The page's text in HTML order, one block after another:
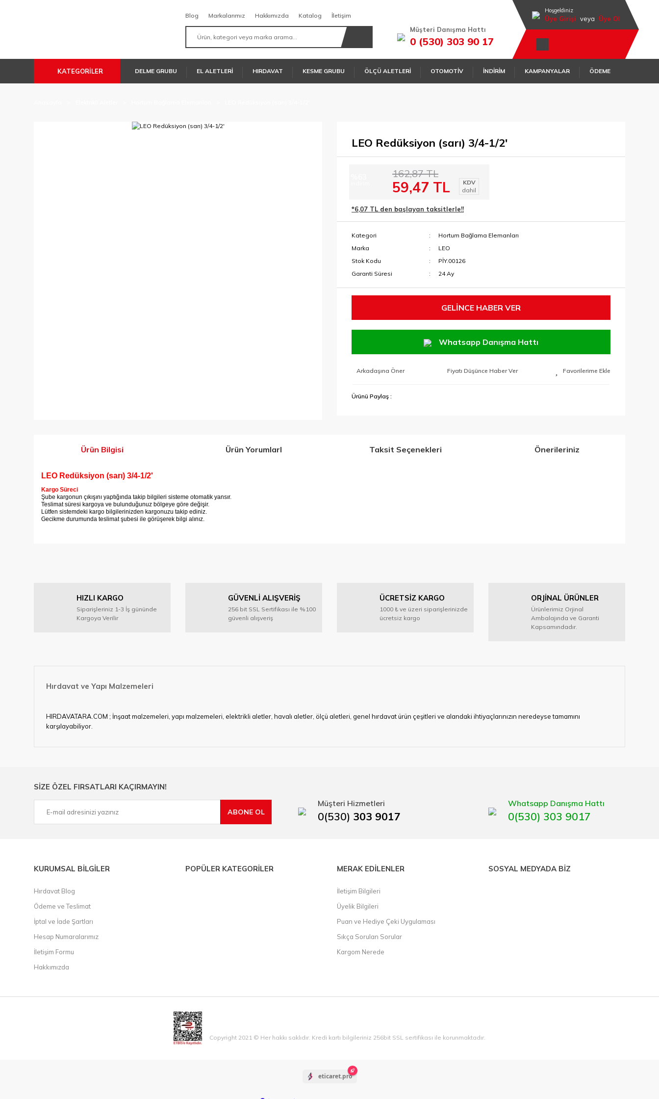
Blog Markalarımız Hakkımızda Katalog İletişim
Müşteri Danışma Hattı
0 (530) 303 90 17
Hoşgeldiniz
Üye Girişi veya Üye Ol
KATEGORİLER DELME GRUBU EL ALETLERİ HIRDAVAT KESME GRUBU ÖLÇÜ ALETLERİ OTOMOTİV İNDİRİM KAMPANYALAR ÖDEME
LEO Redüksiyon (sarı) 3/4-1/2'
162,87 TL
59,47 TL
KDV
dahil
*6,07 TL den başlayan taksitlerle!!
Kategori
Hortum Bağlama Elemanları
Marka
LEO
Stok Kodu
PİY.00126
Garanti Süresi
24 Ay
GELİNCE HABER VER
Whatsapp Danışma Hattı
Arkadaşına Öner Fiyatı Düşünce Haber Ver
Ürünü Paylaş :
Ürün Bilgisi Ürün YorumlarI Taksit Seçenekleri Önerileriniz
LEO Redüksiyon (sarı) 3/4-1/2'
Kargo Süreci
Şube kargonun çıkışını yaptığında takip bilgileri sisteme otomatik yansır.
Teslimat süresi kargoya ve bulunduğunuz bölgeye göre değişir.
Lütfen sistemdeki kargo bilgilerinizden kargonuzu takip ediniz.
Gecikme durumunda teslimat şubesi ile görüşerek bilgi alınız.
Ürün bilgilerinde hatalar bulunuyor.
HIZLI KARGO
Siparişleriniz 1-3 İş gününde
Kargoya Verilir
GÜVENLİ ALIŞVERİŞ
256 bit SSL Sertifikası ile %100
güvenli alışveriş
ÜCRETSİZ KARGO
1000 ₺ ve üzeri siparişlerinizde
ücretsiz kargo
ORJİNAL ÜRÜNLER
Ürünlerimiz Orjinal
Ambalajında ve Garanti
Kapsamındadır.
Hırdavat ve Yapı Malzemeleri
HIRDAVATARA.COM ; İnşaat malzemeleri, yapı malzemeleri, elektrikli aletler, havalı aletler, ölçü aletleri, genel hırdavat ürün çeşitleri ve alandaki ihtiyaçlarınızın neredeyse tamamını
karşılayabiliyor.
çelik cetvel, tel fırça, kalem havya, karot uç, pafta takımları, boru kesiciler, çektirme, kablo makası, pürmüz, lazerli mesafe ölçme.
SİZE ÖZEL FIRSATLARI KAÇIRMAYIN!
ABONE OL
Müşteri Hizmetleri
0(530) 303 9017
Whatsapp Danışma Hattı
0(530) 303 9017
KURUMSAL BİLGİLER
Hırdavat Blog
Ödeme ve Teslimat
İptal ve İade Şartları
Hesap Numaralarımız
İletişim Formu
Hakkımızda
POPÜLER KATEGORİLER MERAK EDİLENLER
İletişim Bilgileri
Üyelik Bilgileri
Puan ve Hediye Çeki Uygulaması
Sıkça Sorulan Sorular
Kargom Nerede
SOSYAL MEDYADA BİZ
Copyright 2021 © Her hakkı saklıdır. Kredi kartı bilgileriniz 256bit SSL sertifikası ile korunmaktadır.
eticaret.pro